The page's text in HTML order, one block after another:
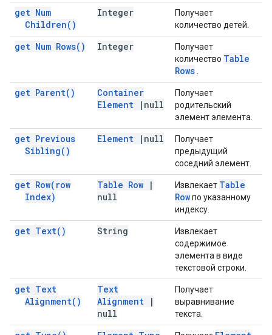
get Num
Children( )
Integer
Получает
количество детей.
get Num Rows( ) Integer
Получает
количество Table
Rows
get Parent( )
Container
Element
| null
Получает
родительский
элемент элемента.
get Previous
Sibling( )
Element | null
Получает
предыдущий
соседний элемент.
get Row( row
Index)
Table Row
|
null
Извлекает Table
Rowпо указанному
индексу.
get Text( ) String
Извлекает
содержимое
элемента в виде
текстовой строки.
get Text
Alignment( )
Text
Alignment
|
null
Получает
выравнивание
текста.